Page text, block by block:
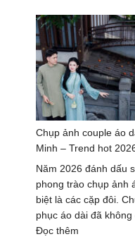
Chụp ảnh couple áo
Minh – Trend hot
Năm 2026 đánh dấu
phong trào chụp ảnh
biệt là các cặp đôi.
phục áo dài đã
Đọc thêm